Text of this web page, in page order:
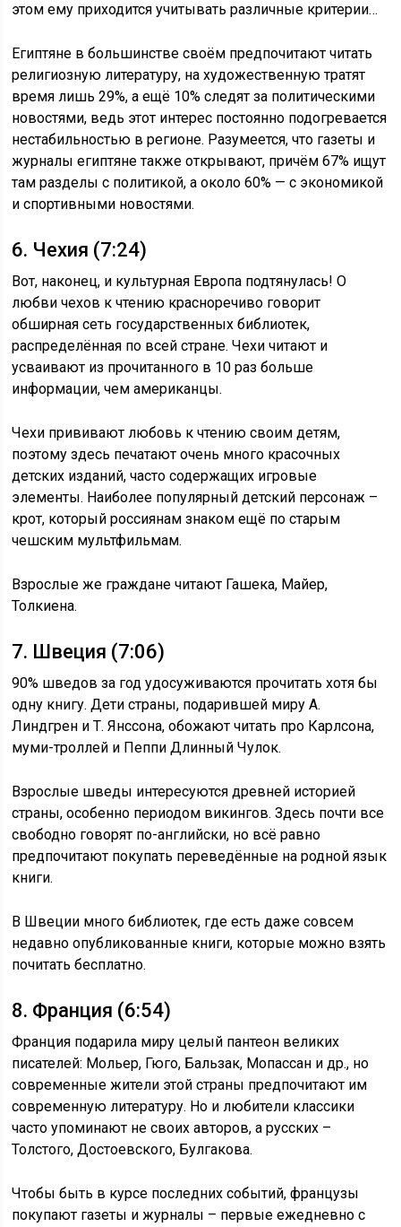
этом ему приходится учитывать различные критерии…
Египтяне в большинстве своём предпочитают читать
религиозную литературу, на художественную тратят
время лишь 29%, а ещё 10% следят за политическими
новостями, ведь этот интерес постоянно подогревается
нестабильностью в регионе. Разумеется, что газеты и
журналы египтяне также открывают, причём 67% ищут
там разделы с политикой, а около 60% — с экономикой
и спортивными новостями.
6. Чехия (7:24)
Вот, наконец, и культурная Европа подтянулась! О
любви чехов к чтению красноречиво говорит
обширная сеть государственных библиотек,
распределённая по всей стране. Чехи читают и
усваивают из прочитанного в 10 раз больше
информации, чем американцы.
Чехи прививают любовь к чтению своим детям,
поэтому здесь печатают очень много красочных
детских изданий, часто содержащих игровые
элементы. Наиболее популярный детский персонаж –
крот, который россиянам знаком ещё по старым
чешским мультфильмам.
Взрослые же граждане читают Гашека, Майер,
Толкиена.
7. Швеция (7:06)
90% шведов за год удосуживаются прочитать хотя бы
одну книгу. Дети страны, подарившей миру А.
Линдгрен и Т. Янссона, обожают читать про Карлсона,
муми-троллей и Пеппи Длинный Чулок.
Взрослые шведы интересуются древней историей
страны, особенно периодом викингов. Здесь почти все
свободно говорят по-английски, но всё равно
предпочитают покупать переведённые на родной язык
книги.
В Швеции много библиотек, где есть даже совсем
недавно опубликованные книги, которые можно взять
почитать бесплатно.
8. Франция (6:54)
Франция подарила миру целый пантеон великих
писателей: Мольер, Гюго, Бальзак, Мопассан и др., но
современные жители этой страны предпочитают им
современную литературу. Но и любители классики
часто упоминают не своих авторов, а русских –
Толстого, Достоевского, Булгакова.
Чтобы быть в курсе последних событий, французы
покупают газеты и журналы – первые ежедневно с